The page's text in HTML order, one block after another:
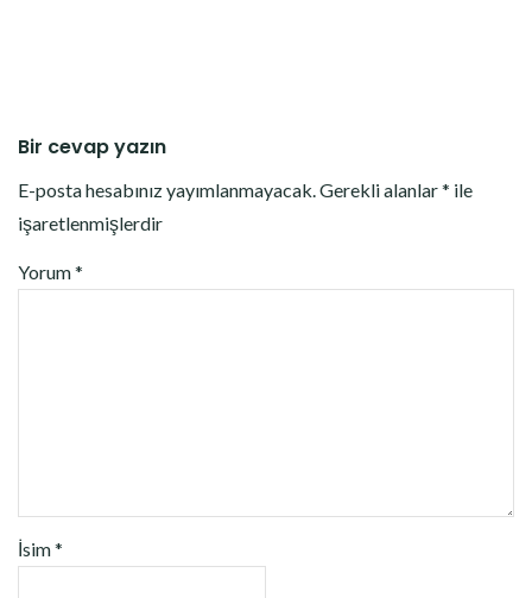
Bir cevap yazın
E-posta hesabınız yayımlanmayacak.Gerekli alanlar* ile
işaretlenmişlerdir
Yorum*
İsim*